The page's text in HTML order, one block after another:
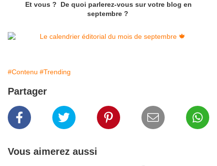
Et vous ? De quoi parlerez-vous sur votre blog en
septembre ?
#Contenu #Trending
Partager
Vous aimerez aussi